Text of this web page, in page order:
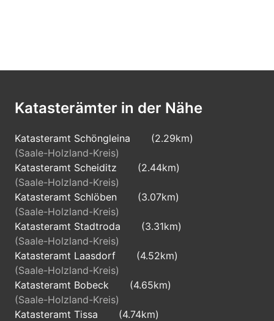
Katasterämter in der Nähe
Katasteramt Schöngleina
(2.29km)
(Saale-Holzland-Kreis)
Katasteramt Scheiditz
(2.44km)
(Saale-Holzland-Kreis)
Katasteramt Schlöben
(3.07km)
(Saale-Holzland-Kreis)
Katasteramt Stadtroda
(3.31km)
(Saale-Holzland-Kreis)
Katasteramt Laasdorf
(4.52km)
(Saale-Holzland-Kreis)
Katasteramt Bobeck
(4.65km)
(Saale-Holzland-Kreis)
Katasteramt Tissa
(4.74km)